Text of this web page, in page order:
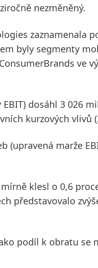
nezměněný.
zaznamenala
byly segmenty
ConsumerBrands ve
dosáhl 3 026
kurzových vlivů
(upravená marže
mírně klesl o 0,6
představovalo
podíl k obratu se